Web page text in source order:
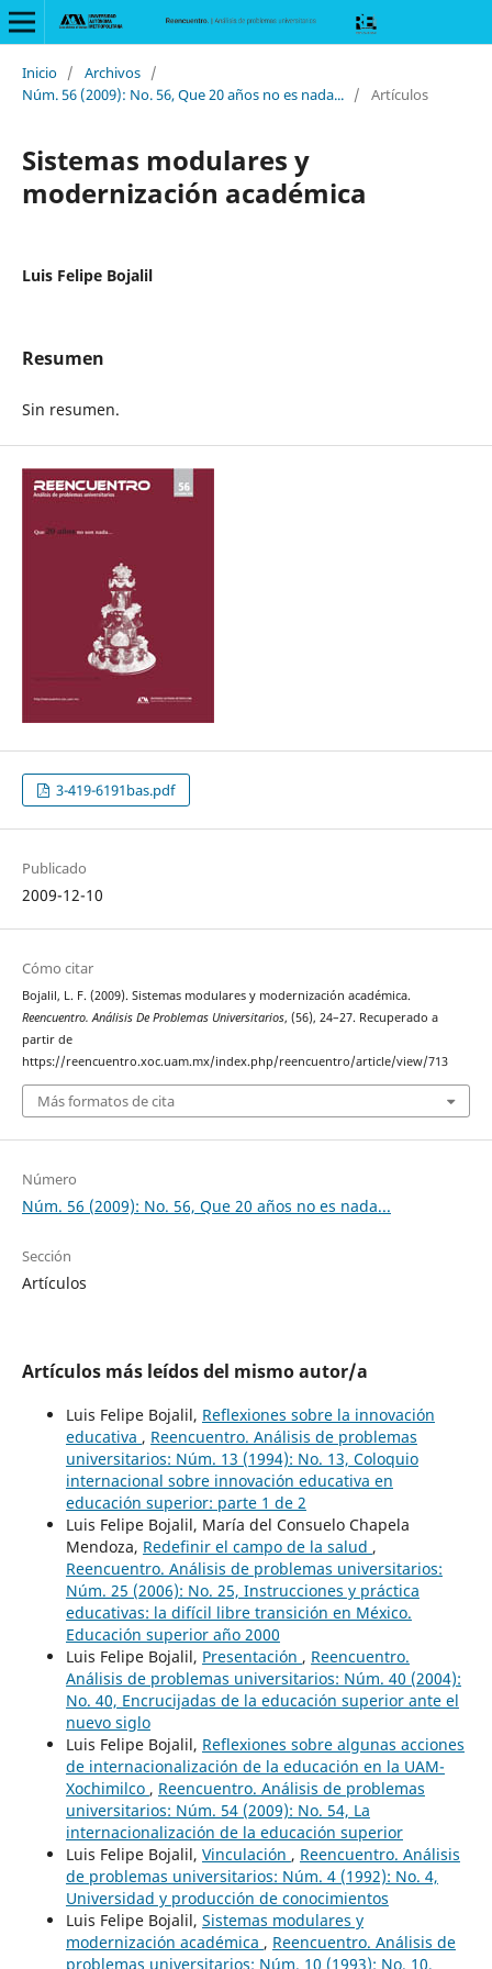
Inicio / Archivos /
Núm. 56 (2009): No. 56, Que 20 años no es nada... / Artículos
Sistemas modulares y
modernización académica
Luis Felipe Bojalil
Resumen
Sin resumen.
3-419-6191bas.pdf
Publicado
2009-12-10
Cómo citar
Bojalil, L. F. (2009). Sistemas modulares y modernización académica.
Reencuentro. Análisis De Problemas Universitarios, (56), 24–27. Recuperado a
partir de
https://reencuentro.xoc.uam.mx/index.php/reencuentro/article/view/713
Más formatos de cita
Número
Núm. 56 (2009): No. 56, Que 20 años no es nada...
Sección
Artículos
Artículos más leídos del mismo autor/a
Luis Felipe Bojalil, Reflexiones sobre la innovación
educativa , Reencuentro. Análisis de problemas
universitarios: Núm. 13 (1994): No. 13, Coloquio
internacional sobre innovación educativa en
educación superior: parte 1 de 2
Luis Felipe Bojalil, María del Consuelo Chapela
Mendoza, Redefinir el campo de la salud ,
Reencuentro. Análisis de problemas universitarios:
Núm. 25 (2006): No. 25, Instrucciones y práctica
educativas: la difícil libre transición en México.
Educación superior año 2000
Luis Felipe Bojalil, Presentación , Reencuentro.
Análisis de problemas universitarios: Núm. 40 (2004):
No. 40, Encrucijadas de la educación superior ante el
nuevo siglo
Luis Felipe Bojalil, Reflexiones sobre algunas acciones
de internacionalización de la educación en la UAM-
Xochimilco , Reencuentro. Análisis de problemas
universitarios: Núm. 54 (2009): No. 54, La
internacionalización de la educación superior
Luis Felipe Bojalil, Vinculación , Reencuentro. Análisis
de problemas universitarios: Núm. 4 (1992): No. 4,
Universidad y producción de conocimientos
Luis Felipe Bojalil, Sistemas modulares y
modernización académica , Reencuentro. Análisis de
problemas universitarios: Núm. 10 (1993): No. 10,